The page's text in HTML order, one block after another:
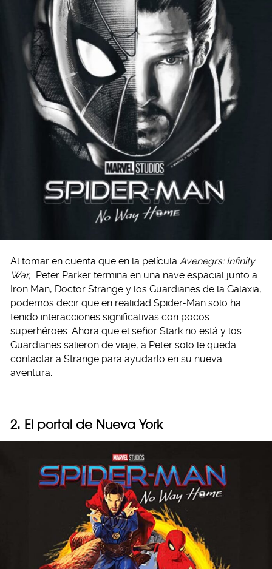
Al tomar en cuenta que en la película Avenegrs: Infinity
War, Peter Parker termina en una nave espacial junto a
Iron Man, Doctor Strange y los Guardianes de la Galaxia,
podemos decir que en realidad Spider-Man solo ha
tenido interacciones significativas con pocos
superhéroes. Ahora que el señor Stark no está y los
Guardianes salieron de viaje, a Peter solo le queda
contactar a Strange para ayudarlo en su nueva
aventura.
2. El portal de Nueva York